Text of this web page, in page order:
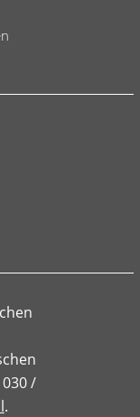
/
.